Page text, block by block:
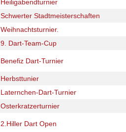
Heiligabendturnier
Schwerter Stadtmeisterschaften
Weihnachtsturnier.
9. Dart-Team-Cup
Benefiz Dart-Turnier
Herbsttunier
Laternchen-Dart-Turnier
Osterkratzerturnier
2.Hiller Dart Open